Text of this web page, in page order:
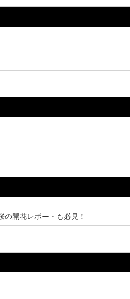
開花レポートも必見！